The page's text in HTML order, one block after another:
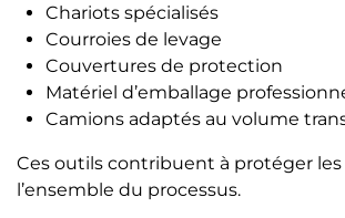
Chariots spécialisés
Courroies de levage
Couvertures de protection
Matériel d’emballage
Camions adaptés au volume
Ces outils contribuent à protéger
l’ensemble du processus.